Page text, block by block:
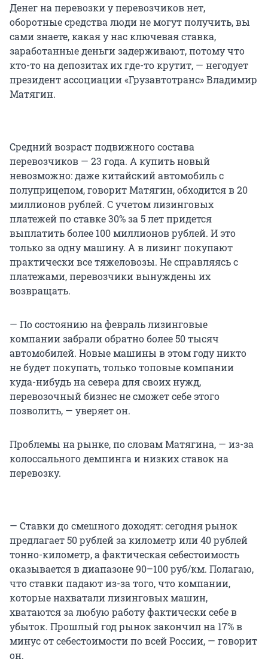
Денег на перевозки у перевозчиков нет,
оборотные средства люди не могут получить, вы
сами знаете, какая у нас ключевая ставка,
заработанные деньги задерживают, потому что
кто-то на депозитах их где-то крутит, — негодует
президент ассоциации «Грузавтотранс» Владимир
Матягин.
Средний возраст подвижного состава
перевозчиков — 23 года. А купить новый
невозможно: даже китайский автомобиль с
полуприцепом, говорит Матягин, обходится в 20
миллионов рублей. С учетом лизинговых
платежей по ставке 30% за 5 лет придется
выплатить более 100 миллионов рублей. И это
только за одну машину. А в лизинг покупают
практически все тяжеловозы. Не справляясь с
платежами, перевозчики вынуждены их
возвращать.
— По состоянию на февраль лизинговые
компании забрали обратно более 50 тысяч
автомобилей. Новые машины в этом году никто
не будет покупать, только топовые компании
куда-нибудь на севера для своих нужд,
перевозочный бизнес не сможет себе этого
позволить, — уверяет он.
Проблемы на рынке, по словам Матягина, — из-за
колоссального демпинга и низких ставок на
перевозку.
— Ставки до смешного доходят: сегодня рынок
предлагает 50 рублей за километр или 40 рублей
тонно-километр, а фактическая себестоимость
оказывается в диапазоне 90–100 руб/км. Полагаю,
что ставки падают из-за того, что компании,
которые нахватали лизинговых машин,
хватаются за любую работу фактически себе в
убыток. Прошлый год рынок закончил на 17% в
минус от себестоимости по всей России, — говорит
он.